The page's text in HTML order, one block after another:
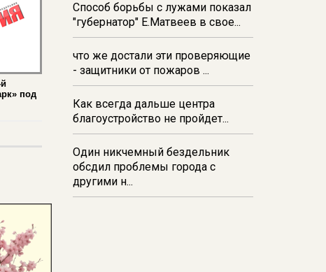
под
16:47В Курске капремонт дорог
выполнен на 54%
Способ борьбы с лужами показал
"губернатор" Е.Матвеев в свое...
что же достали эти проверяющие
- защитники от пожаров ...
Как всегда дальше центра
благоустройство не пройдет...
Один никчемный бездельник
обсдил проблемы города с
другими н...